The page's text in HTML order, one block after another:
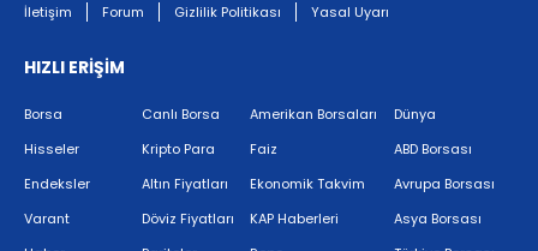
İletişim Forum Gizlilik Politikası Yasal Uyarı
HIZLI ERİŞİM
Borsa
Hisseler
Endeksler
Varant
Canlı Borsa
Kripto Para
Altın Fiyatları
Döviz Fiyatları
Amerikan Borsaları
Faiz
Ekonomik Takvim
KAP Haberleri
Dünya
ABD Borsası
Avrupa Borsası
Asya Borsası